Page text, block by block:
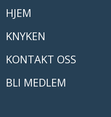
HJEM
KNYKEN
KONTAKT OSS
BLI MEDLEM